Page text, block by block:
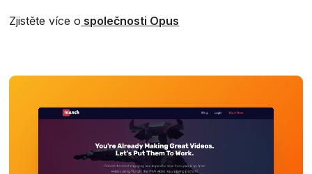
Zjistěte více o společnosti Opus